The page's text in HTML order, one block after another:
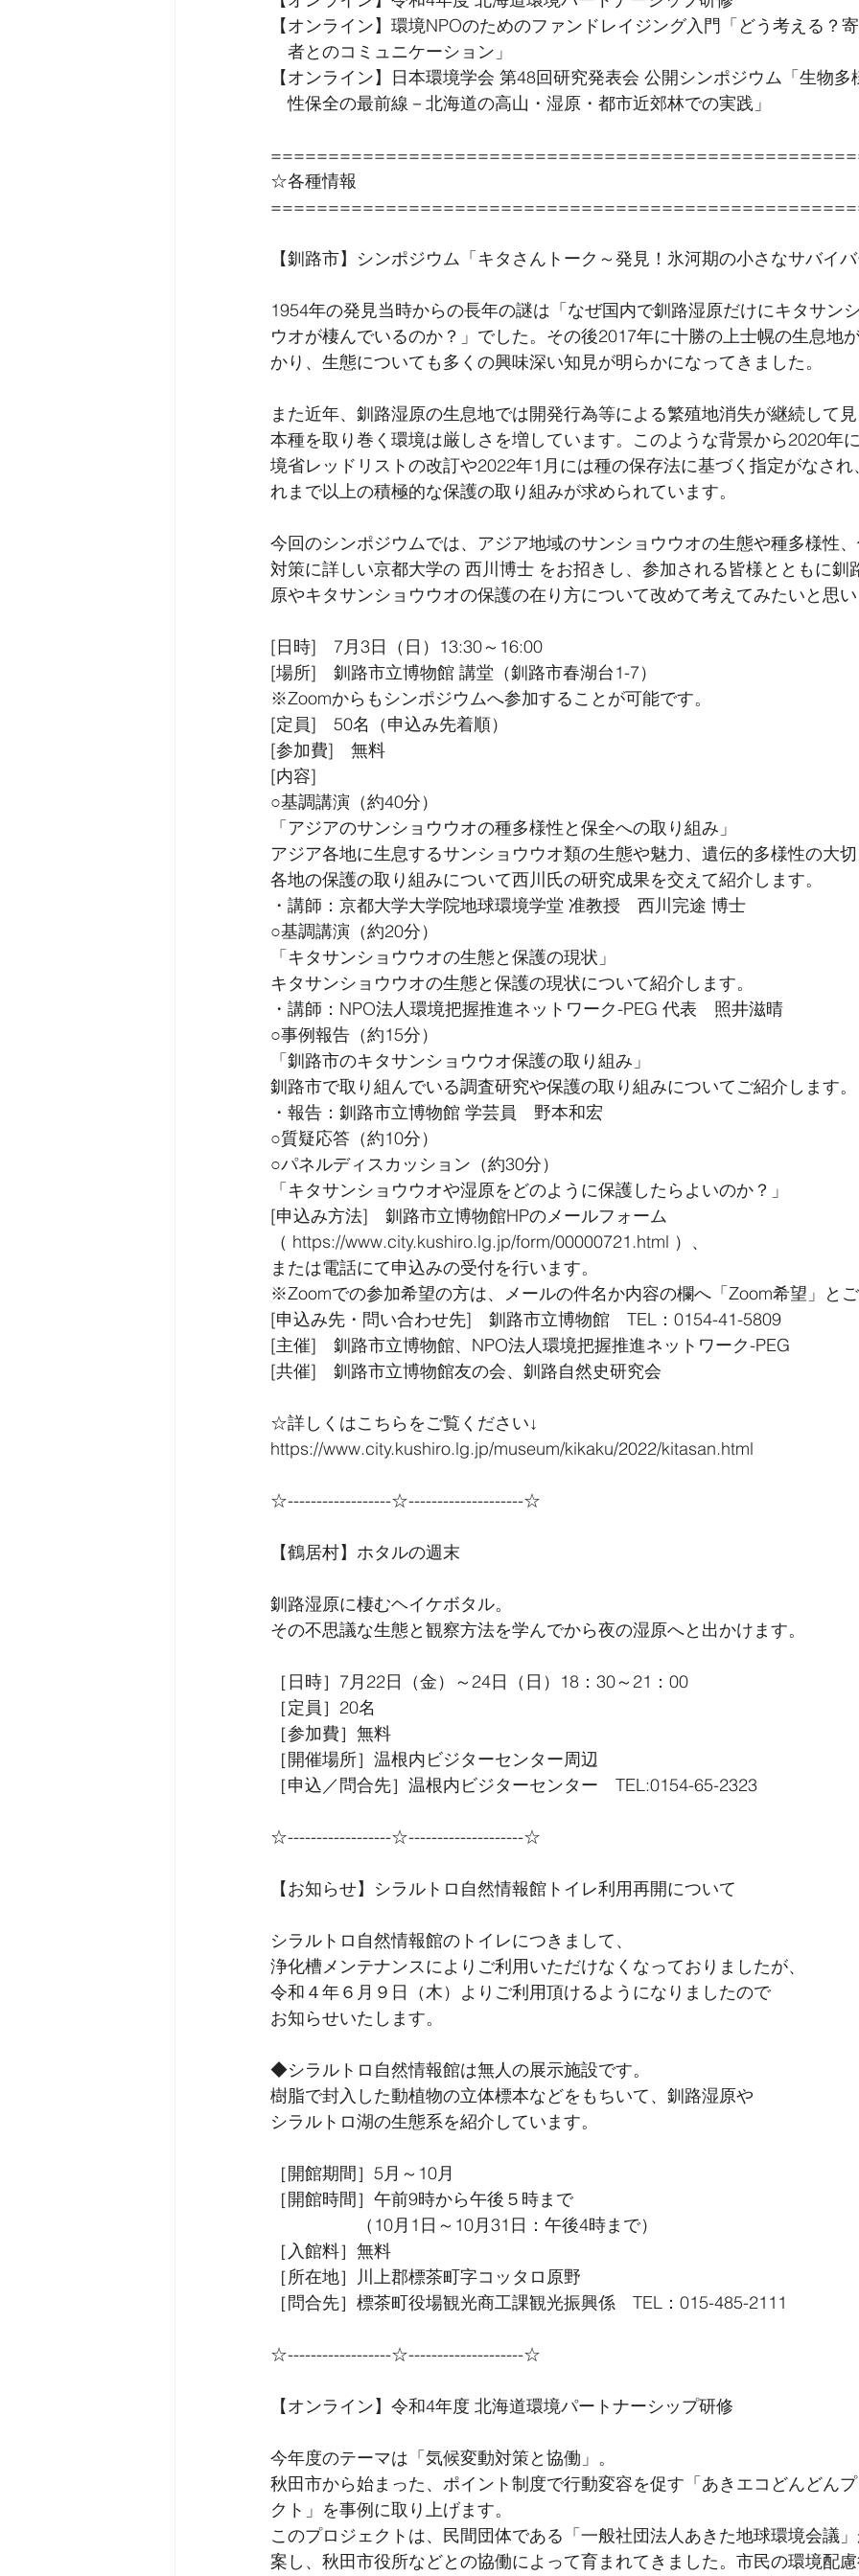
【オンライン】環境NPOのためのファンドレイジング入門「どう考える？
者とのコミュニケーション」
【オンライン】日本環境学会 第48回研究発表会 公開シンポジウム「生物多
性保全の最前線－北海道の高山・湿原・都市近郊林での実践」
☆各種情報
【釧路市】シンポジウム「キタさんトーク～発見！氷河期の小さなサバイバ
1954年の発見当時からの長年の謎は「なぜ国内で釧路湿原だけにキタサン
ウオが棲んでいるのか？」でした。その後2017年に十勝の上士幌の生息地
かり、生態についても多くの興味深い知見が明らかになってきました。
また近年、釧路湿原の生息地では開発行為等による繁殖地消失が継続して見
本種を取り巻く環境は厳しさを増しています。このような背景から2020年
境省レッドリストの改訂や2022年1月には種の保存法に基づく指定がなされ
れまで以上の積極的な保護の取り組みが求められています。
今回のシンポジウムでは、アジア地域のサンショウウオの生態や種多様性
対策に詳しい京都大学の 西川博士 をお招きし、参加される皆様とともに釧
原やキタサンショウウオの保護の在り方について改めて考えてみたいと思い
[日時]　7月3日（日）13:30～16:00
[場所]　釧路市立博物館 講堂（釧路市春湖台1-7）
※Zoomからもシンポジウムへ参加することが可能です。
[定員]　50名（申込み先着順）
[参加費]　無料
[内容]
○基調講演（約40分）
「アジアのサンショウウオの種多様性と保全への取り組み」
アジア各地に生息するサンショウウオ類の生態や魅力、遺伝的多様性の大切
各地の保護の取り組みについて西川氏の研究成果を交えて紹介します。
・講師：京都大学大学院地球環境学堂 准教授　西川完途 博士
○基調講演（約20分）
「キタサンショウウオの生態と保護の現状」
キタサンショウウオの生態と保護の現状について紹介します。
・講師：NPO法人環境把握推進ネットワーク-PEG 代表　照井滋晴
○事例報告（約15分）
「釧路市のキタサンショウウオ保護の取り組み」
釧路市で取り組んでいる調査研究や保護の取り組みについてご紹介します。
・報告：釧路市立博物館 学芸員　野本和宏
○質疑応答（約10分）
○パネルディスカッション（約30分）
「キタサンショウウオや湿原をどのように保護したらよいのか？」
[申込み方法]　釧路市立博物館HPのメールフォーム
（ https://www.city.kushiro.lg.jp/form/00000721.html ）、
または電話にて申込みの受付を行います。
※Zoomでの参加希望の方は、メールの件名か内容の欄へ「Zoom希望」とご
[申込み先・問い合わせ先]　釧路市立博物館　TEL：0154-41-5809
[主催]　釧路市立博物館、NPO法人環境把握推進ネットワーク-PEG
[共催]　釧路市立博物館友の会、釧路自然史研究会
☆詳しくはこちらをご覧ください↓
https://www.city.kushiro.lg.jp/museum/kikaku/2022/kitasan.html
☆------------------☆--------------------☆
【鶴居村】ホタルの週末
釧路湿原に棲むヘイケボタル。
その不思議な生態と観察方法を学んでから夜の湿原へと出かけます。
［日時］7月22日（金）～24日（日）18：30～21：00
［定員］20名
［参加費］無料
［開催場所］温根内ビジターセンター周辺
［申込／問合先］温根内ビジターセンター　TEL:0154-65-2323
☆------------------☆--------------------☆
【お知らせ】シラルトロ自然情報館トイレ利用再開について
シラルトロ自然情報館のトイレにつきまして、
浄化槽メンテナンスによりご利用いただけなくなっておりましたが、
令和４年６月９日（木）よりご利用頂けるようになりましたので
お知らせいたします。
◆シラルトロ自然情報館は無人の展示施設です。
樹脂で封入した動植物の立体標本などをもちいて、釧路湿原や
シラルトロ湖の生態系を紹介しています。
［開館期間］5月～10月
［開館時間］午前9時から午後５時まで
（10月1日～10月31日：午後4時まで）
［入館料］無料
［所在地］川上郡標茶町字コッタロ原野
［問合先］標茶町役場観光商工課観光振興係　TEL：015-485-2111
☆------------------☆--------------------☆
【オンライン】令和4年度 北海道環境パートナーシップ研修
今年度のテーマは「気候変動対策と協働」。
秋田市から始まった、ポイント制度で行動変容を促す「あきエコどんどん
クト」を事例に取り上げます。
このプロジェクトは、民間団体である「一般社団法人あきた地球環境会議
案し、秋田市役所などとの協働によって育まれてきました。市民の環境配